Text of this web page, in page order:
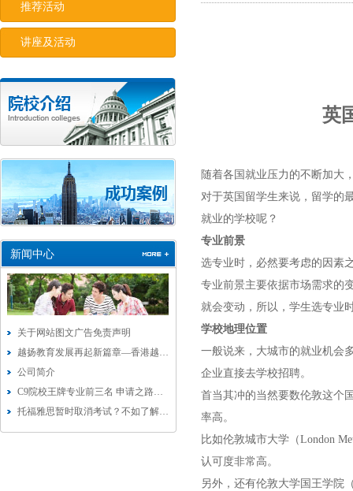
推荐活动
讲座及活动
新闻中心
关于网站图文广告免责声明
越扬教育发展再起新篇章—香港越扬教育科技有限公司成立
公司简介
C9院校王牌专业前三名 申请之路也狂焦虑？
托福雅思暂时取消考试？不如了解下Duolingo多邻国考试
英
随着各国就业压力的不断加大
对于英国留学生来说，留学的
就业的学校呢？
专业前景
选专业时，必然要考虑的因素
专业前景主要依据市场需求的
就会变动，所以，学生选专业
学校地理位置
一般说来，大城市的就业机会
企业直接去学校招聘。
首当其冲的当然要数伦敦这个
率高。
比如伦敦城市大学 （London
认可度非常高。
另外，还有伦敦大学国王学院